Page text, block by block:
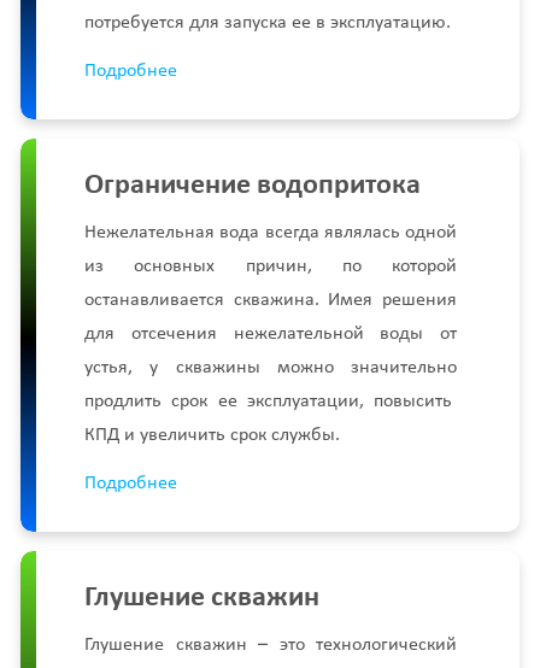
потребуется для запуска ее в эксплуатацию.
Подробнее
Ограничение водопритока
Нежелательная вода всегда являлась одной
из основных причин, по которой
останавливается скважина. Имея решения
для отсечения нежелательной воды от
устья, у скважины можно значительно
продлить срок ее эксплуатации, повысить
КПД и увеличить срок службы.
Подробнее
Глушение скважин
Глушение скважин – это технологический